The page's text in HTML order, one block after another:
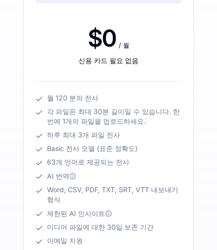
$0 / 월
신용 카드 필요 없음
월 120 분의 전사
각 파일은 최대 30분 길이일 수 있습니다. 한
번에 1개의 파일을 업로드하세요.
하루 최대 3개 파일 전사
Basic 전사 모델 (표준 정확도)
63개 언어로 제공되는 전사
AI 번역
Word, CSV, PDF, TXT, SRT, VTT 내보내기
형식
제한된 AI 인사이트
미디어 파일에 대한 30일 보존 기간
이메일 지원